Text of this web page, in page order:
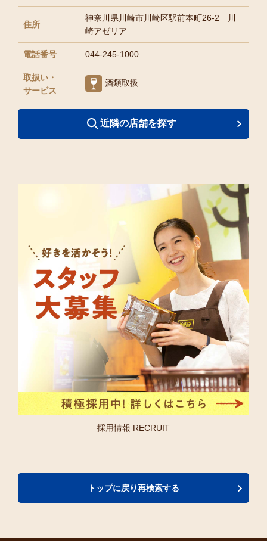
住所
神奈川県川崎市川崎区駅前本町26-2 川
崎アゼリア
電話番号 044-245-1000
取扱い・
サービス
酒類取扱
採用情報 RECRUIT
トップに戻り再検索する